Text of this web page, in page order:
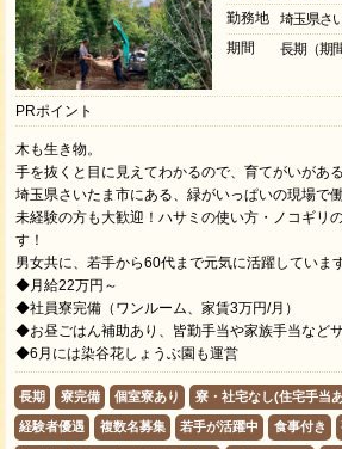
勤務地
埼玉県さ
期間
長期（期
PRポイント
木も生き物。
手を抜くと目に見えてわかるので、育てがいがある
埼玉県さいたま市にある、緑がいっぱいの現場で
未経験の方も大歓迎！ハサミの使い方・ノコギリ
す！
男女共に、若手から60代まで元気に活躍していま
◆月給22万円～
◆社員寮完備（ワンルーム、家賃3万円/月）
◆お昼ごはん補助あり、皆勤手当や家族手当など
◆6月には染谷花しょうぶ園も運営
長期 寮完備 個室寮あり 寮・社宅なし(住宅手当
経験者優遇 複数名募集 若手が活躍中 食事付き